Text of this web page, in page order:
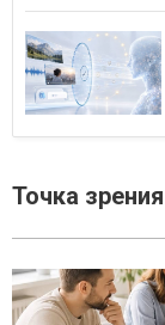
Точка зрения